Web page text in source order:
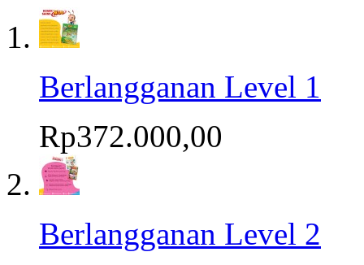
Berlangganan Level 1
Rp372.000,00
Berlangganan Level 2